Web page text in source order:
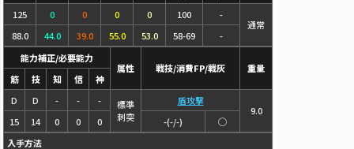
125
0 0 0 0 100
-
通常
88.0
44.0 39.0 55.0 53.0 58-69
-
能力補正/必要能力
属性
戦技/消費FP/戦灰
重量
筋
技 知 信
神
D
D - - -
標準
刺突
盾攻撃
9.0
15
14 0 0 0 -(-/-)
◯
入手方法